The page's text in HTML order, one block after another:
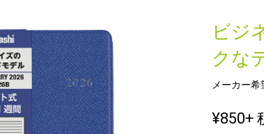
デジタル文具
新製品一覧
ビジ
クな
メーカー
¥850+